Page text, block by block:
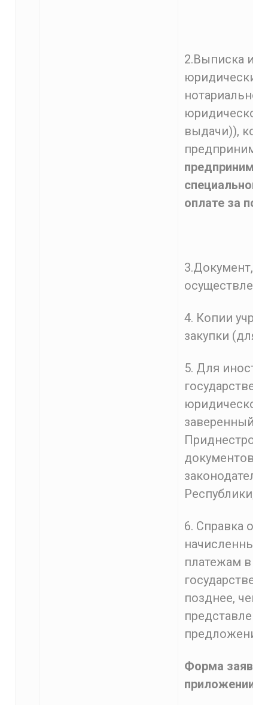
2.Выписка из
юридических
выдачи)),
оплате за
3.Документ,
4. Копии
закупки (для
5. Для
заверенный
документов,
Республики;
6. Справка об
начисленным
платежам в
позднее, чем
предложений.
Форма заявки
приложении к